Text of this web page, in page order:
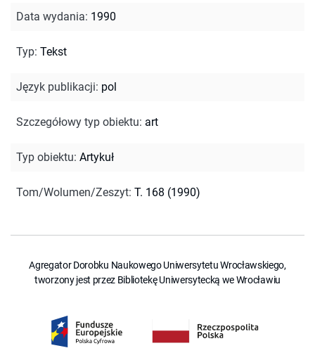
Data wydania: 1990
Typ: Tekst
Język publikacji: pol
Szczegółowy typ obiektu: art
Typ obiektu: Artykuł
Tom/Wolumen/Zeszyt: T. 168 (1990)
Agregator Dorobku Naukowego Uniwersytetu Wrocławskiego,
tworzony jest przez Bibliotekę Uniwersytecką we Wrocławiu